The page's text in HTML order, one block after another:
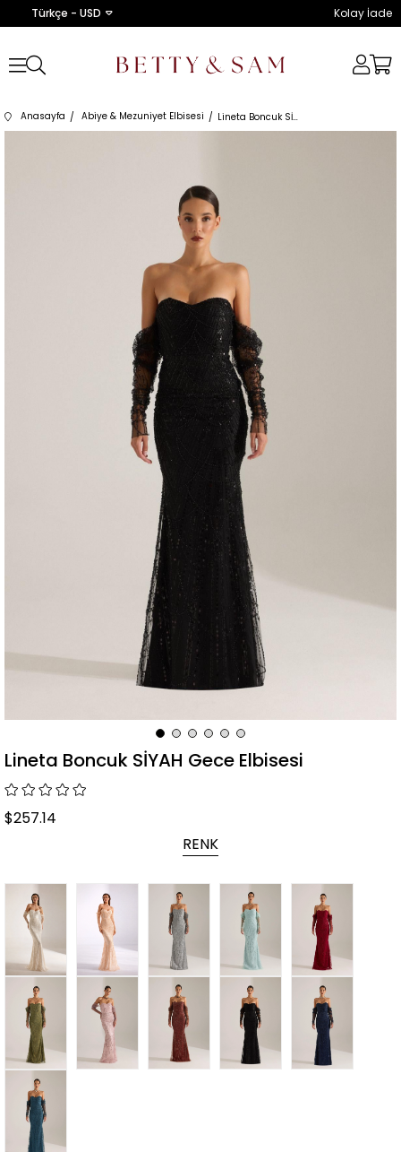
Türkçe - USD Kolay İade
Anasayfa Abiye & Mezuniyet Elbisesi Lineta Boncuk SİYAH Gece Elbisesi
Lineta Boncuk SİYAH Gece Elbisesi
$257.14
RENK